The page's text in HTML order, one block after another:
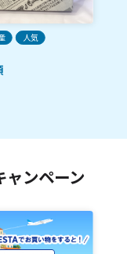
人気
ャンペーン